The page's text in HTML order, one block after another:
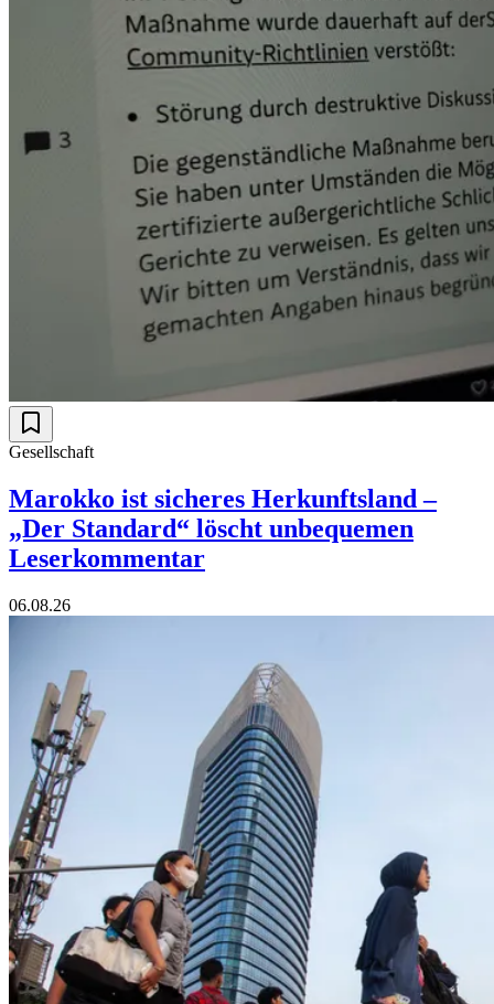
Gesellschaft
Marokko ist sicheres Herkunftsland –
„Der Standard“ löscht unbequemen
Leserkommentar
06.08.26